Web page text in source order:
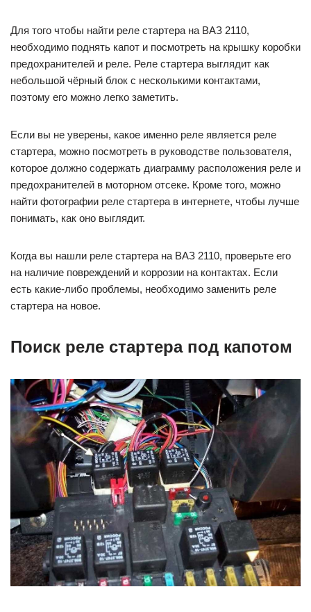
Для того чтобы найти реле стартера на ВАЗ 2110,
необходимо поднять капот и посмотреть на крышку коробки
предохранителей и реле. Реле стартера выглядит как
небольшой чёрный блок с несколькими контактами,
поэтому его можно легко заметить.
Если вы не уверены, какое именно реле является реле
стартера, можно посмотреть в руководстве пользователя,
которое должно содержать диаграмму расположения реле и
предохранителей в моторном отсеке. Кроме того, можно
найти фотографии реле стартера в интернете, чтобы лучше
понимать, как оно выглядит.
Когда вы нашли реле стартера на ВАЗ 2110, проверьте его
на наличие повреждений и коррозии на контактах. Если
есть какие-либо проблемы, необходимо заменить реле
стартера на новое.
Поиск реле стартера под капотом